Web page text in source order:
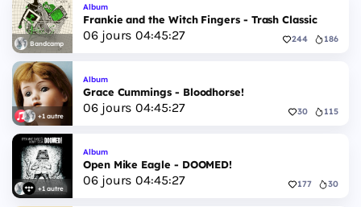
Bandcamp
Album
Frankie and the Witch Fingers - Trash Classic
06jours 04:45:26 244 186
+1 autre
Album
Grace Cummings - Bloodhorse!
06jours 04:45:26 30 115
+1 autre
Album
Open Mike Eagle - DOOMED!
06jours 04:45:26 177 30